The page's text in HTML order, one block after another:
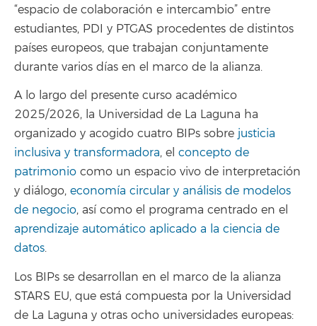
“espacio de colaboración e intercambio” entre
estudiantes, PDI y PTGAS procedentes de distintos
países europeos, que trabajan conjuntamente
durante varios días en el marco de la alianza.
A lo largo del presente curso académico
2025/2026, la Universidad de La Laguna ha
organizado y acogido cuatro BIPs sobre justicia
inclusiva y transformadora, el concepto de
patrimonio como un espacio vivo de interpretación
y diálogo, economía circular y análisis de modelos
de negocio, así como el programa centrado en el
aprendizaje automático aplicado a la ciencia de
datos.
Los BIPs se desarrollan en el marco de la alianza
STARS EU, que está compuesta por la Universidad
de La Laguna y otras ocho universidades europeas: